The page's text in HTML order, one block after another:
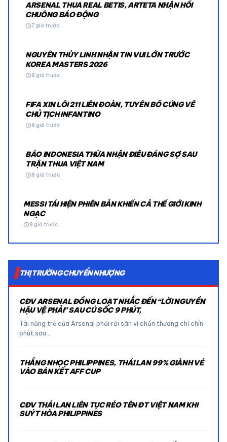
ARSENAL THUA REAL BETIS, ARTETA NHẬN HỒI
CHUÔNG BÁO ĐỘNG
schedule7 giờ trước
NGUYỄN THÙY LINH NHẬN TIN VUI LỚN TRƯỚC
KOREA MASTERS 2026
schedule8 giờ trước
FIFA XIN LỖI 211 LIÊN ĐOÀN, TUYÊN BỐ CỨNG VỀ
CHỦ TỊCH INFANTINO
schedule8 giờ trước
BÁO INDONESIA THỪA NHẬN ĐIỀU ĐÁNG SỢ SAU
TRẬN THUA VIỆT NAM
schedule8 giờ trước
MESSI TÁI HIỆN PHIÊN BẢN KHIẾN CẢ THẾ GIỚI KINH
NGẠC
schedule8 giờ trước
THỊ TRƯỜNG CHUYỂN NHƯỢNG
CĐV ARSENAL ĐỒNG LOẠT NHẮC ĐẾN “LỜI NGUYỀN
HẬU VỆ PHẢI” SAU CÚ SỐC 9 PHÚT,
Tài năng trẻ của Arsenal phải rời sân vì chấn thương chỉ chín
phút sau…
THẮNG NHỌC PHILIPPINES, THÁI LAN 99% GIÀNH VÉ
VÀO BÁN KẾT AFF CUP
CĐV THÁI LAN LIÊN TỤC RÉO TÊN ĐT VIỆT NAM KHI
SUÝT HÒA PHILIPPINES